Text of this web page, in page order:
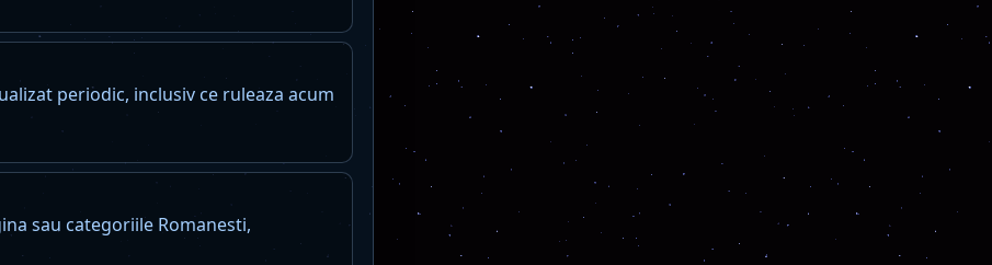
periodic, inclusiv ce ruleaza acum
sau categoriile Romanesti,